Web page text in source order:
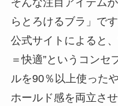
そんな注目アイテム
らとろけるブラ」です
公式サイトによると
＝快適”というコンセ
ルを90％以上使った
ホールド感を両立さ